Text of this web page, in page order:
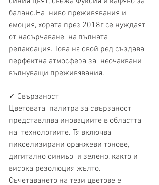
баланс.На  ниво преживявания и
емоция, хората през 2018г се нуждаят
от насърчаване  на пълната
релаксация. Това на свой ред създава
перфектна атмосфера за  неочаквани
вълнуващи преживявания.
✓ Свързаност
Цветовата  палитра за свързаност
представлява иновациите в областта
на  технологиите. Тя включва
пикселизирани оранжеви тонове,
дигитално синиьо  и зелено, както и
висока резолюция жълто.
Съчетаването на тези цветове е